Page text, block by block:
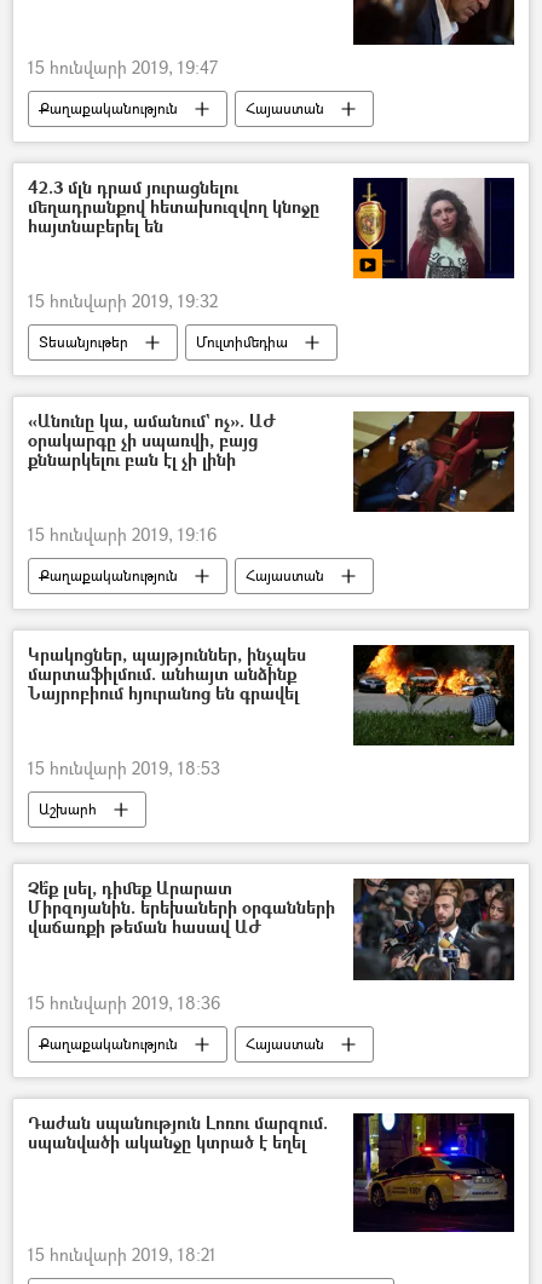
15 հունվարի 2019, 19:47
Քաղաքականություն Հայաստան
42.3 մլն դրամ յուրացնելու
մեղադրանքով հետախուզվող կնոջը
հայտնաբերել են
15 հունվարի 2019, 19:32
Տեսանյութեր
Մուլտիմեդիա
ՀՀ Ոստիկանություն
«Անունը կա, ամանում` ոչ». ԱԺ
օրակարգը չի սպառվի, բայց
քննարկելու բան էլ չի լինի
15 հունվարի 2019, 19:16
Քաղաքականություն Հայաստան
Կրակոցներ, պայթյուններ, ինչպես
մարտաֆիլմում. անհայտ անձինք
Նայրոբիում հյուրանոց են գրավել
15 հունվարի 2019, 18:53
Աշխարհ
Չե՞ք լսել, դիմեք Արարատ
Միրզոյանին. երեխաների օրգանների
վաճառքի թեման հասավ ԱԺ
15 հունվարի 2019, 18:36
Քաղաքականություն
Հայաստան
Արարատ Միրզոյան
Դաժան սպանություն Լոռու մարզում.
սպանվածի ականջը կտրած է եղել
15 հունվարի 2019, 18:21